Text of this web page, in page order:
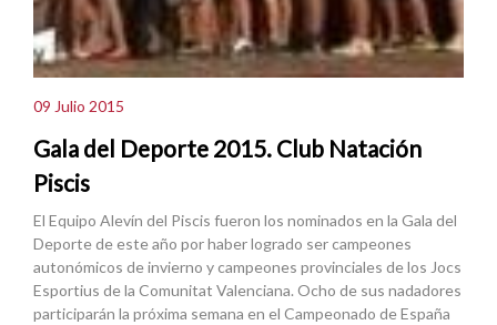
09 Julio 2015
Gala del Deporte 2015. Club Natación
Piscis
El Equipo Alevín del Piscis fueron los nominados en la Gala del
Deporte de este año por haber logrado ser campeones
autonómicos de invierno y campeones provinciales de los Jocs
Esportius de la Comunitat Valenciana. Ocho de sus nadadores
participarán la próxima semana en el Campeonado de España